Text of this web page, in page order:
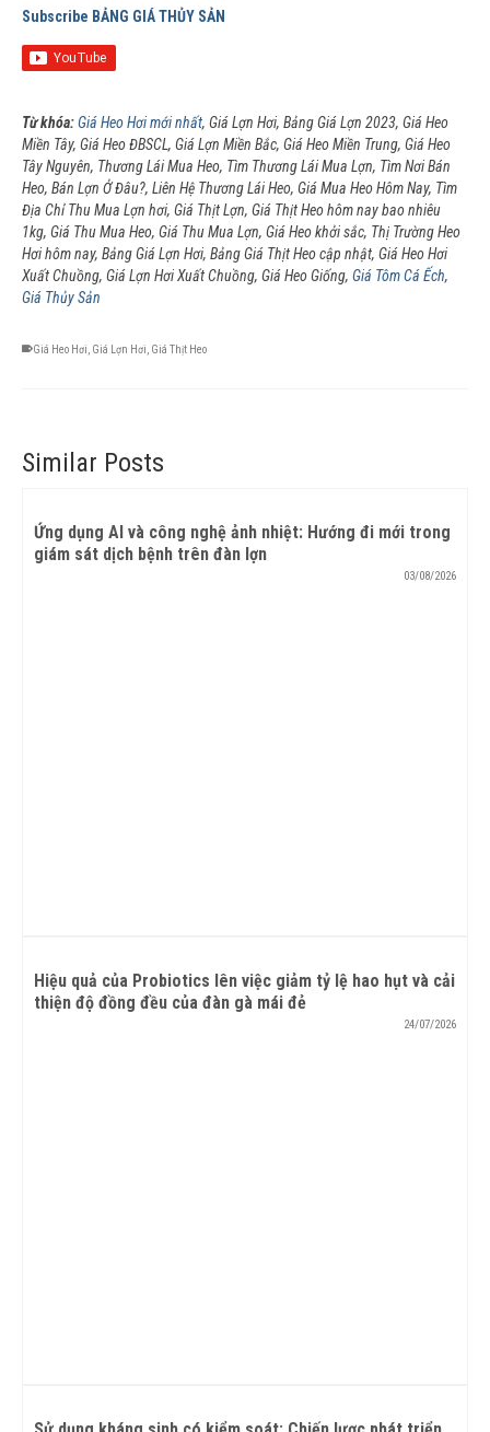
Subscribe BẢNG GIÁ THỦY SẢN
Từ khóa:Giá Heo Hơi mới nhất, Giá Lợn Hơi, Bảng Giá Lợn 2023, Giá Heo
Miền Tây, Giá Heo ĐBSCL, Giá Lợn Miền Bắc, Giá Heo Miền Trung, Giá Heo
Tây Nguyên, Thương Lái Mua Heo, Tìm Thương Lái Mua Lợn, Tìm Nơi Bán
Heo, Bán Lợn Ở Đâu?, Liên Hệ Thương Lái Heo, Giá Mua Heo Hôm Nay, Tìm
Địa Chỉ Thu Mua Lợn hơi, Giá Thịt Lợn, Giá Thịt Heo hôm nay bao nhiêu
1kg, Giá Thu Mua Heo, Giá Thu Mua Lợn, Giá Heo khởi sắc, Thị Trường Heo
Hơi hôm nay, Bảng Giá Lợn Hơi, Bảng Giá Thịt Heo cập nhật, Giá Heo Hơi
Xuất Chuồng, Giá Lợn Hơi Xuất Chuồng, Giá Heo Giống, Giá Tôm Cá Ếch,
Giá Thủy Sản
Giá Heo Hơi Giá Lợn Hơi Giá Thịt Heo
Similar Posts
Ứng dụng AI và công nghệ ảnh nhiệt: Hướng đi mới trong
giám sát dịch bệnh trên đàn lợn
03/08/2026
Hiệu quả của Probiotics lên việc giảm tỷ lệ hao hụt và cải
thiện độ đồng đều của đàn gà mái đẻ
24/07/2026